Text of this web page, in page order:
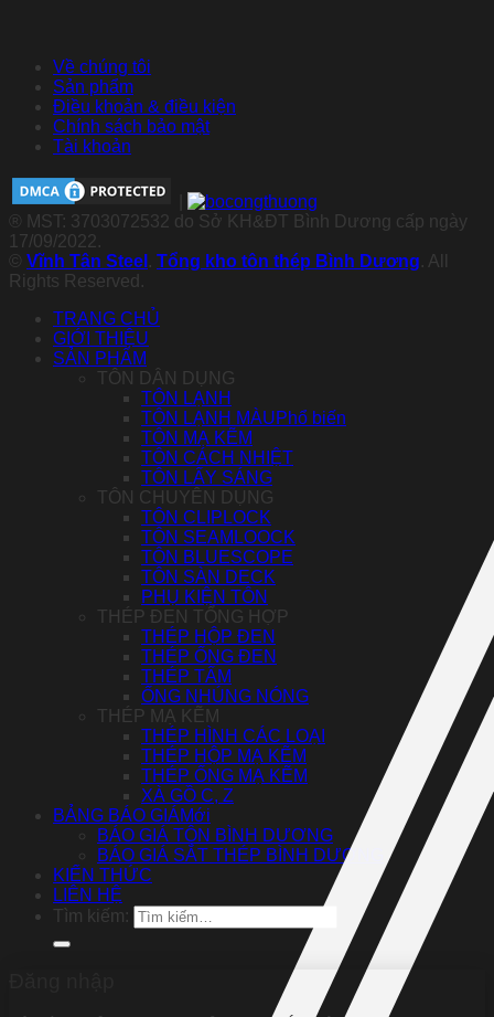
Về chúng tôi
Sản phẩm
Điều khoản & điều kiện
Chính sách bảo mật
Tài khoản
® MST: 3703072532 do Sở KH&ĐT Bình Dương cấp ngày
17/09/2022.
© Vĩnh Tân Steel . Tổng kho tôn thép Bình Dương. All
Rights Reserved.
TRANG CHỦ
GIỚI THIỆU
SẢN PHẨM
TÔN DÂN DỤNG
TÔN LẠNH
TÔN LẠNH MÀU
TÔN MẠ KẼM
TÔN CÁCH NHIỆT
TÔN LẤY SÁNG
TÔN CHUYÊN DỤNG
TÔN CLIPLOCK
TÔN SEAMLOOCK
TÔN BLUESCOPE
TÔN SÀN DECK
PHỤ KIỆN TÔN
THÉP ĐEN TỔNG HỢP
THÉP HỘP ĐEN
THÉP ỐNG ĐEN
THÉP TẤM
ỐNG NHÚNG NÓNG
THÉP MẠ KẼM
THÉP HÌNH CÁC LOẠI
THÉP HỘP MẠ KẼM
THÉP ỐNG MẠ KẼM
XÀ GỒ C, Z
BẢNG BÁO GIÁ
BÁO GIÁ TÔN BÌNH DƯƠNG
BÁO GIÁ SẮT THÉP BÌNH DƯƠNG
KIẾN THỨC
LIÊN HỆ
Tìm kiếm: